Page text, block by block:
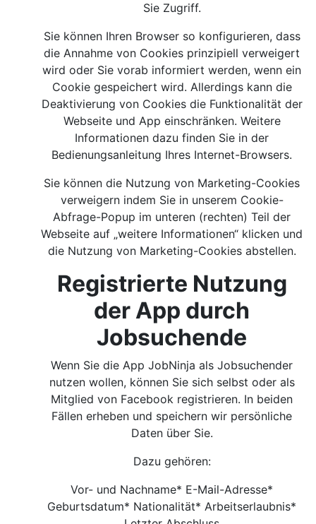
Sie Zugriff.
Sie können Ihren Browser so konfigurieren, dass
die Annahme von Cookies prinzipiell verweigert
wird oder Sie vorab informiert werden, wenn ein
Cookie gespeichert wird. Allerdings kann die
Deaktivierung von Cookies die Funktionalität der
Webseite und App einschränken. Weitere
Informationen dazu finden Sie in der
Bedienungsanleitung Ihres Internet-Browsers.
Sie können die Nutzung von Marketing-Cookies
verweigern indem Sie in unserem Cookie-
Abfrage-Popup im unteren (rechten) Teil der
Webseite auf „weitere Informationen“ klicken und
die Nutzung von Marketing-Cookies abstellen.
Registrierte Nutzung
der App durch
Jobsuchende
Wenn Sie die App JobNinja als Jobsuchender
nutzen wollen, können Sie sich selbst oder als
Mitglied von Facebook registrieren. In beiden
Fällen erheben und speichern wir persönliche
Daten über Sie.
Dazu gehören:
Vor- und Nachname* E-Mail-Adresse*
Geburtsdatum* Nationalität* Arbeitserlaubnis*